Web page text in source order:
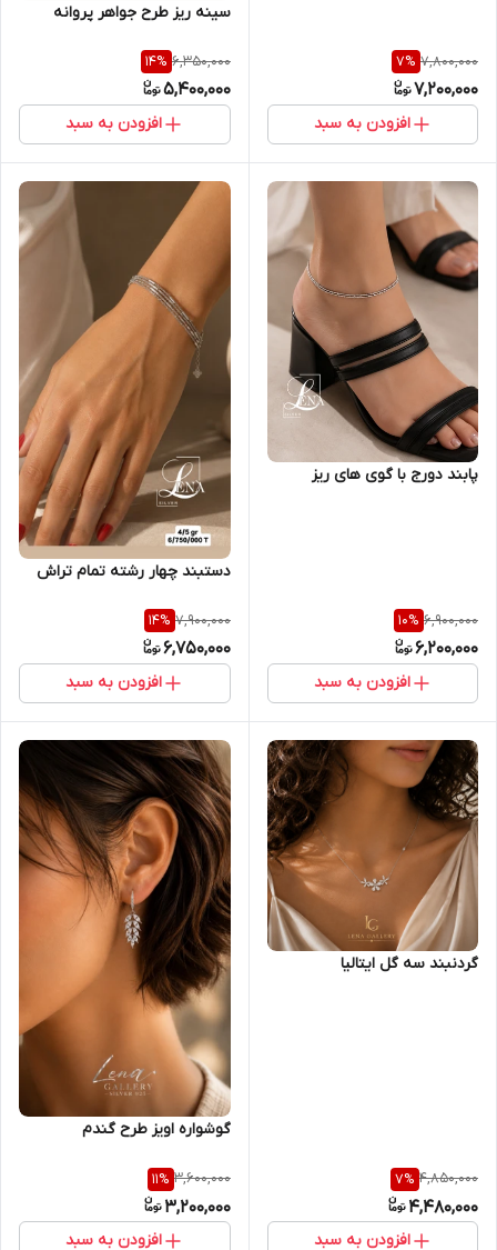
7,800,000
7%
7,200,000
افزودن به سبد
سینه ریز طرح جواهر پروانه
6,350,000
14%
5,400,000
افزودن به سبد
پابند دورج با گوی های ریز
6,900,000
10%
6,200,000
افزودن به سبد
دستبند چهار رشته تمام تراش
7,900,000
14%
6,750,000
افزودن به سبد
گردنبند سه گل ایتالیا
4,850,000
7%
4,480,000
افزودن به سبد
گوشواره اویز طرح گندم
3,600,000
11%
3,200,000
افزودن به سبد